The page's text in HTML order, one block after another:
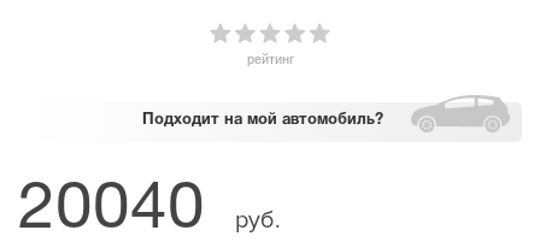
рейтинг
Подходит на мой автомобиль?
20040 руб.